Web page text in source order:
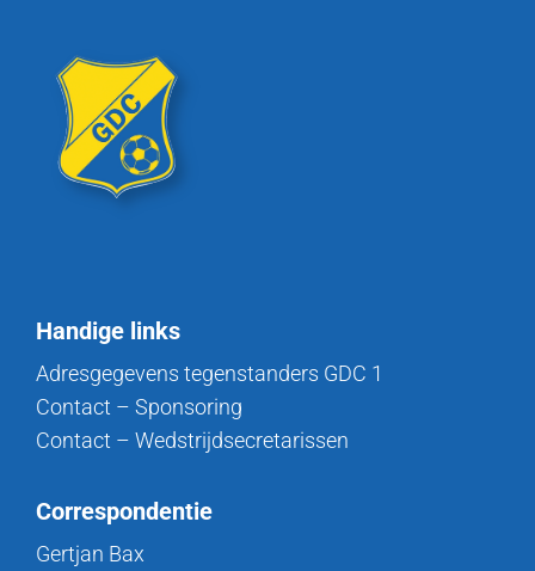
Handige links
Adresgegevens tegenstanders GDC 1
Contact – Sponsoring
Contact – Wedstrijdsecretarissen
Correspondentie
Gertjan Bax